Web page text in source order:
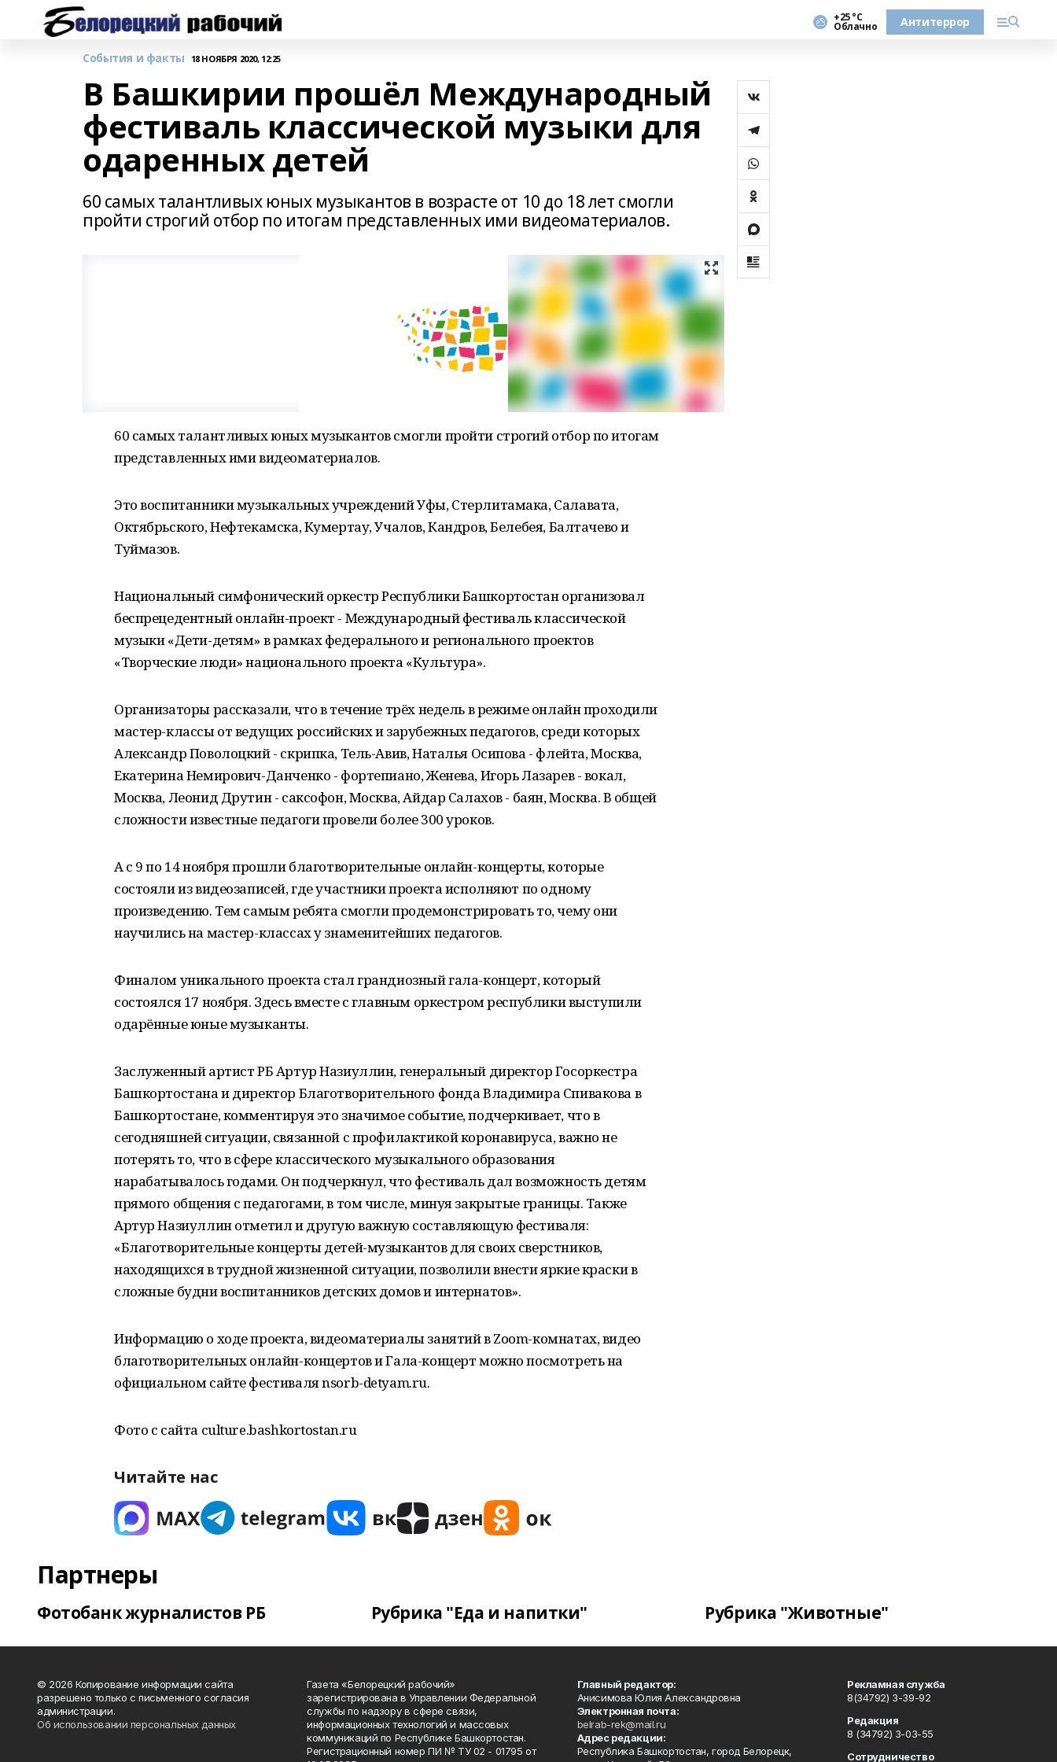
+25 °С
Облачно Антитеррор
События и факты 18 НОЯБРЯ 2020, 12:25
В Башкирии прошёл Международный
фестиваль классической музыки для
одаренных детей
60 самых талантливых юных музыкантов в возрасте от 10 до 18 лет смогли
пройти строгий отбор по итогам представленных ими видеоматериалов.
60 самых талантливых юных музыкантов смогли пройти строгий отбор по итогам
представленных ими видеоматериалов.
Это воспитанники музыкальных учреждений Уфы, Стерлитамака, Салавата,
Октябрьского, Нефтекамска, Кумертау, Учалов, Кандров, Белебея, Балтачево и
Туймазов.
Национальный симфонический оркестр Республики Башкортостан организовал
беспрецедентный онлайн-проект - Международный фестиваль классической
музыки «Дети-детям» в рамках федерального и регионального проектов
«Творческие люди» национального проекта «Культура».
Организаторы рассказали, что в течение трёх недель в режиме онлайн проходили
мастер-классы от ведущих российских и зарубежных педагогов, среди которых
Александр Поволоцкий - скрипка, Тель-Авив, Наталья Осипова - флейта, Москва,
Екатерина Немирович-Данченко - фортепиано, Женева, Игорь Лазарев - вокал,
Москва, Леонид Друтин - саксофон, Москва, Айдар Салахов - баян, Москва. В общей
сложности известные педагоги провели более 300 уроков.
А с 9 по 14 ноября прошли благотворительные онлайн-концерты, которые
состояли из видеозаписей, где участники проекта исполняют по одному
произведению. Тем самым ребята смогли продемонстрировать то, чему они
научились на мастер-классах у знаменитейших педагогов.
Финалом уникального проекта стал грандиозный гала-концерт, который
состоялся 17 ноября. Здесь вместе с главным оркестром республики выступили
одарённые юные музыканты.
Заслуженный артист РБ Артур Назиуллин, генеральный директор Госоркестра
Башкортостана и директор Благотворительного фонда Владимира Спивакова в
Башкортостане, комментируя это значимое событие, подчеркивает, что в
сегодняшней ситуации, связанной с профилактикой коронавируса, важно не
потерять то, что в сфере классического музыкального образования
нарабатывалось годами. Он подчеркнул, что фестиваль дал возможность детям
прямого общения с педагогами, в том числе, минуя закрытые границы. Также
Артур Назиуллин отметил и другую важную составляющую фестиваля:
«Благотворительные концерты детей-музыкантов для своих сверстников,
находящихся в трудной жизненной ситуации, позволили внести яркие краски в
сложные будни воспитанников детских домов и интернатов».
Информацию о ходе проекта, видеоматериалы занятий в Zoom-комнатах, видео
благотворительных онлайн-концертов и Гала-концерт можно посмотреть на
официальном сайте фестиваля nsorb-detyam.ru.
Фото с сайта culture.bashkortostan.ru
Читайте нас
Партнеры
Фотобанк журналистов РБ Рубрика "Еда и напитки" Рубрика "Животные"
© 2026 Копирование информации сайта
разрешено только с письменного согласия
администрации.
Об использовании персональных данных
Газета «Белорецкий рабочий»
зарегистрирована в Управлении Федеральной
службы по надзору в сфере связи,
информационных технологий и массовых
коммуникаций по Республике Башкортостан.
Регистрационный номер ПИ № ТУ 02 - 01795 от
Главный редактор:
Анисимова Юлия Александровна
Электронная почта:
belrab-rek@mail.ru
Адрес редакции:
Республика Башкортостан, город Белорецк,
Рекламная служба
8(34792) 3-39-92
Редакция
8 (34792) 3-03-55
Сотрудничество